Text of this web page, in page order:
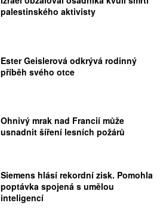
palestinského aktivisty
Ester Geislerová odkrývá rodinný
příběh svého otce
Ohnivý mrak nad Francií může
usnadnit šíření lesních požárů
Siemens hlásí rekordní zisk. Pomohla
poptávka spojená s umělou
inteligencí